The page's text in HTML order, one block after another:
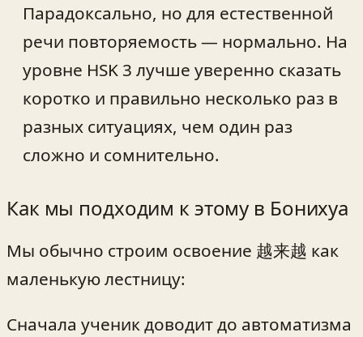
Парадоксально, но для естественной
речи повторяемость — нормально. На
уровне HSK 3 лучше уверенно сказать
коротко и правильно несколько раз в
разных ситуациях, чем один раз
сложно и сомнительно.
Как мы подходим к этому в Бонихуа
Мы обычно строим освоение 越来越 как
маленькую лестницу:
Сначала ученик доводит до автоматизма